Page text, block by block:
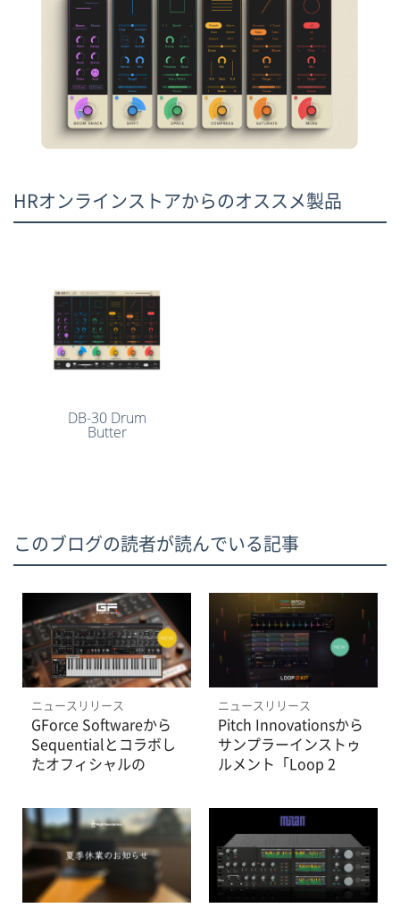
HRオンラインストアからのオススメ製品
DB-30 Drum
Butter
このブログの読者が読んでいる記事
ニュースリリース
GForce Softwareから
Sequentialとコラボし
たオフィシャルの
場。
ニュースリリース
Pitch Innovationsから
サンプラーインストゥ
ルメント「Loop 2
でイントロプライス
50％オフ！